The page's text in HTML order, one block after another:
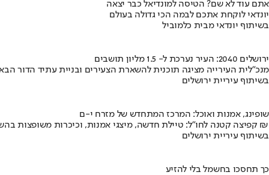
אתם עוד לא שם? הטיסה למונדיאל כבר יצאה
יונדאי לוקחת אתכם לבמה הכי גדולה בעולם
בשיתוף יונדאי מבית כלמוביל
ירושלים 2040: העיר נערכת ל- 1.5 מליון תושבים
מנכ"לית העירייה מציגה תוכנית להשארת הצעירים ובניית עתיד הדור
בשיתוף עיריית ירושלים
שופינג, אמנות ואוכל: המרכז המתחדש של מזרח י-ם
קפיצה קטנה לחו"ל: טיילת חדשה, מיצגי אמנות, וכיכרות משופצות בהשקעה של 100 מיליון ₪
בשיתוף עיריית ירושלים
כך תחסכו בחשמל בלי להזיע